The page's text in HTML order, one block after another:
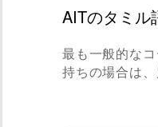
AITのタミル
最も一般的な
持ちの場合は、